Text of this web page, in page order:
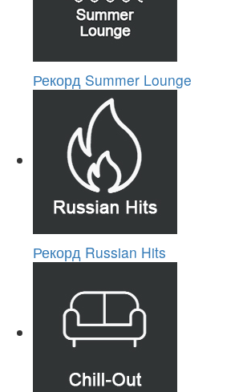
Рекорд Summer Lounge
Рекорд Russian Hits